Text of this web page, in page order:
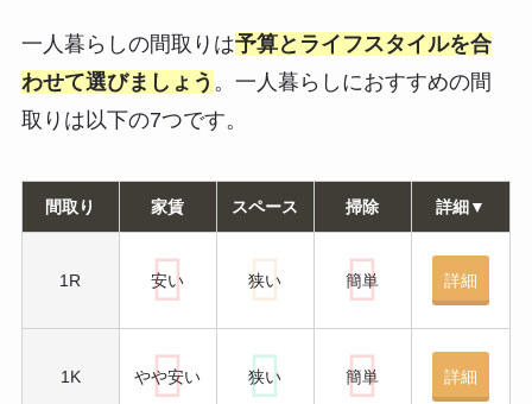
一人暮らしの間取りは予算とライフスタイルを合
わせて選びましょう 。一人暮らしにおすすめの間
取りは以下の7つです。
間取り 家賃 スペース 掃除 詳細▼
1R 安い 狭い 簡単 詳細
1K やや安い 狭い 簡単 詳細